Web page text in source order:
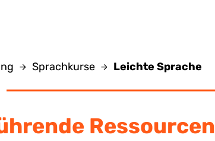
Sprachkurse Leichte Sprache
Ressourcen